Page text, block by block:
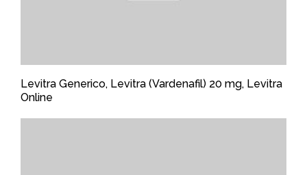
Levitra Generico, Levitra (Vardenafil) 20 mg, Levitra
Online